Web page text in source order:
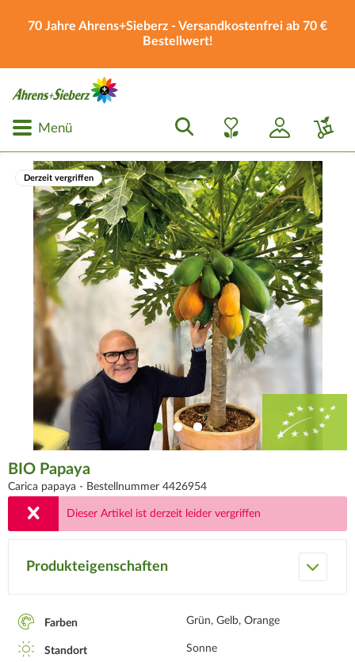
70 Jahre Ahrens+Sieberz - Versandkostenfrei ab 70 €
Bestellwert!
Menü
Derzeit vergriffen
BIO Papaya
Carica papaya - Bestellnummer 4426954
Dieser Artikel ist derzeit leider vergriffen
Produkteigenschaften
Farben Grün, Gelb, Orange
Standort Sonne